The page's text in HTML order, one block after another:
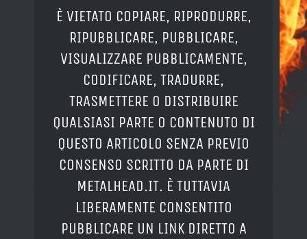
È VIETATO COPIARE, RIPRODURRE,
RIPUBBLICARE, PUBBLICARE,
VISUALIZZARE PUBBLICAMENTE,
CODIFICARE, TRADURRE,
TRASMETTERE O DISTRIBUIRE
QUALSIASI PARTE O CONTENUTO DI
QUESTO ARTICOLO SENZA PREVIO
CONSENSO SCRITTO DA PARTE DI
METALHEAD.IT. È TUTTAVIA
LIBERAMENTE CONSENTITO
PUBBLICARE UN LINK DIRETTO A